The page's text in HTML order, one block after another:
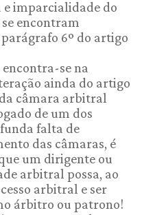
e imparcialidade do
encontram
6º do artigo
se na
ainda do artigo
câmara arbitral
de um dos
falta de
das câmaras, é
um dirigente ou
arbitral possa, ao
arbitral e ser
árbitro ou patrono!